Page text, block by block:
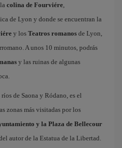
colina de Fourviére,
de Lyon y donde se encuentran la
y los Teatros romanos de Lyon,
A unos 10 minutos, podrás
y las ruinas de algunas
de Saona y Ródano, es el
zonas más visitadas por los
y la Plaza de Bellecour
autor de la Estatua de la Libertad.